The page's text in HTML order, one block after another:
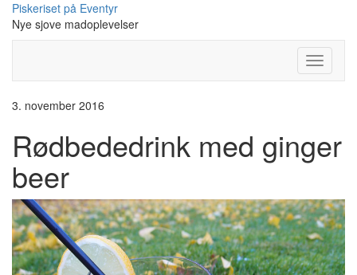
Skip
content
Piskeriset på Eventyr
Nye sjove madoplevelser
Toggle
3. november 2016
Rødbededrink med ginger
beer